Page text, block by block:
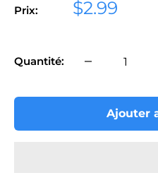
Prix:
Prix
$2.99
Quantité:
Ajouter